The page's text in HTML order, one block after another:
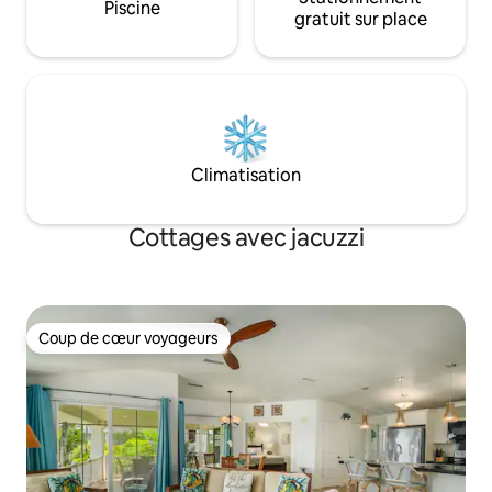
Piscine
gratuit sur place
Climatisation
Cottages avec jacuzzi
Coup de cœur voyageurs
Coup de cœur voyageurs